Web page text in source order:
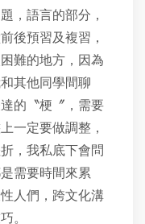
，語言的部分，
後預習及複習，
難的地方，因為
其他同學間聊
的〝梗〞，需要
一定要做調整，
，我私底下會問
需要時間來累
人們，跨文化溝
。